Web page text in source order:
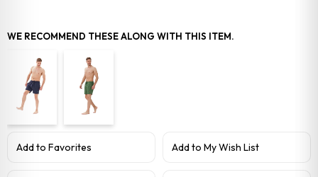
WE RECOMMEND THESE ALONG WITH THIS ITEM.
Add to Favorites Add to My Wish List